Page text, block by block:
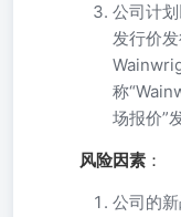
公司计
发行价
称
场报价”
风险因素 ：
公司的